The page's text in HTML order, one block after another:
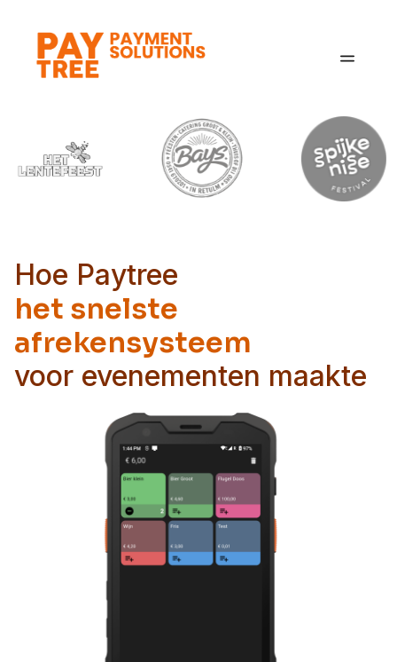
Sectoren
Over ons
Hoe Paytree
het snelste
afrekensysteem
voor evenementen maakte